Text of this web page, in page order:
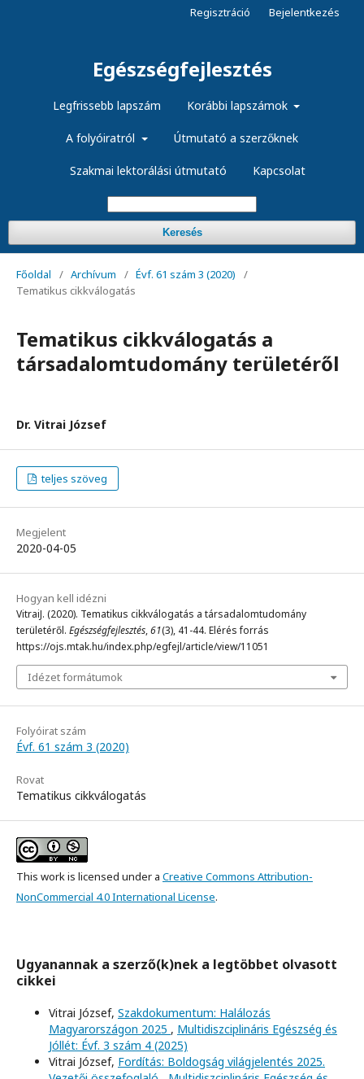
Egészségfejlesztés
Legfrissebb lapszám Korábbi lapszámok
A folyóiratról Útmutató a szerzőknek
Szakmai lektorálási útmutató Kapcsolat
Keresés
Regisztráció Bejelentkezés
Főoldal / Archívum / Évf. 61 szám 3 (2020)
/
Tematikus cikkválogatás
Tematikus cikkválogatás a
társadalomtudomány területéről
Dr. Vitrai József
teljes szöveg
Megjelent
2020-04-05
Hogyan kell idézni
VitraiJ. (2020). Tematikus cikkválogatás a társadalomtudomány
területéről. Egészségfejlesztés,61(3), 41-44. Elérés forrás
https://ojs.mtak.hu/index.php/egfejl/article/view/11051
Idézet formátumok
Folyóirat szám
Évf. 61 szám 3 (2020)
Rovat
Tematikus cikkválogatás
This work is licensed under a Creative Commons Attribution-
NonCommercial 4.0 International License.
Ugyanannak a szerző(k)nek a legtöbbet olvasott
cikkei
Vitrai József, Szakdokumentum: Halálozás
Magyarországon 2025 , Multidiszciplináris Egészség és
Jóllét: Évf. 3 szám 4 (2025)
Vitrai József, Fordítás: Boldogság világjelentés 2025.